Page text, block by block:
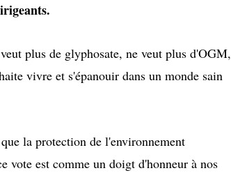
plus de glyphosate, ne veut plus d'OGM,
vivre et s'épanouir dans un monde sain
la protection de l'environnement
vote est comme un doigt d'honneur à nos